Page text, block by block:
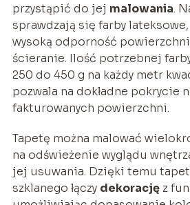
przystąpić do jej malowania.
sprawdzają się farby
wysoką odporność
ścieranie. Ilość potrzebnej
250 do 450 g na każdy metr
pozwala na dokładne pokrycie
fakturowanych powierzchni.
Tapetę można malować
na odświeżenie wyglądu
jej usuwania. Dzięki temu
szklanego łączy dekoracjęz